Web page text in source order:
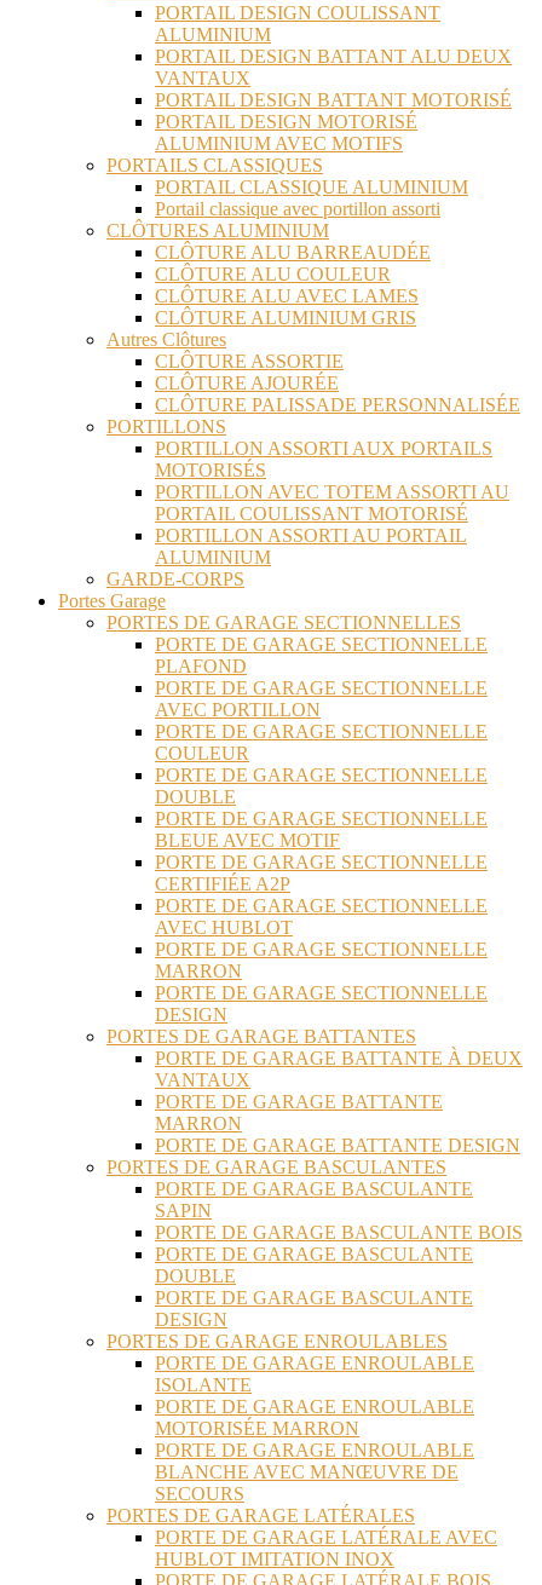
PORTAIL DESIGN COULISSANT
ALUMINIUM
PORTAIL DESIGN BATTANT ALU DEUX
VANTAUX
PORTAIL DESIGN BATTANT MOTORISÉ
PORTAIL DESIGN MOTORISÉ
ALUMINIUM AVEC MOTIFS
PORTAILS CLASSIQUES
PORTAIL CLASSIQUE ALUMINIUM
Portail classique avec portillon assorti
CLÔTURES ALUMINIUM
CLÔTURE ALU BARREAUDÉE
CLÔTURE ALU COULEUR
CLÔTURE ALU AVEC LAMES
CLÔTURE ALUMINIUM GRIS
Autres Clôtures
CLÔTURE ASSORTIE
CLÔTURE AJOURÉE
CLÔTURE PALISSADE PERSONNALISÉE
PORTILLONS
PORTILLON ASSORTI AUX PORTAILS
MOTORISÉS
PORTILLON AVEC TOTEM ASSORTI AU
PORTAIL COULISSANT MOTORISÉ
PORTILLON ASSORTI AU PORTAIL
ALUMINIUM
GARDE-CORPS
Portes Garage
PORTES DE GARAGE SECTIONNELLES
PORTE DE GARAGE SECTIONNELLE
PLAFOND
PORTE DE GARAGE SECTIONNELLE
AVEC PORTILLON
PORTE DE GARAGE SECTIONNELLE
COULEUR
PORTE DE GARAGE SECTIONNELLE
DOUBLE
PORTE DE GARAGE SECTIONNELLE
BLEUE AVEC MOTIF
PORTE DE GARAGE SECTIONNELLE
CERTIFIÉE A2P
PORTE DE GARAGE SECTIONNELLE
AVEC HUBLOT
PORTE DE GARAGE SECTIONNELLE
MARRON
PORTE DE GARAGE SECTIONNELLE
DESIGN
PORTES DE GARAGE BATTANTES
PORTE DE GARAGE BATTANTE À DEUX
VANTAUX
PORTE DE GARAGE BATTANTE
MARRON
PORTE DE GARAGE BATTANTE DESIGN
PORTES DE GARAGE BASCULANTES
PORTE DE GARAGE BASCULANTE
SAPIN
PORTE DE GARAGE BASCULANTE BOIS
PORTE DE GARAGE BASCULANTE
DOUBLE
PORTE DE GARAGE BASCULANTE
DESIGN
PORTES DE GARAGE ENROULABLES
PORTE DE GARAGE ENROULABLE
ISOLANTE
PORTE DE GARAGE ENROULABLE
MOTORISÉE MARRON
PORTE DE GARAGE ENROULABLE
BLANCHE AVEC MANŒUVRE DE
SECOURS
PORTES DE GARAGE LATÉRALES
PORTE DE GARAGE LATÉRALE AVEC
HUBLOT IMITATION INOX
PORTE DE GARAGE LATÉRALE BOIS